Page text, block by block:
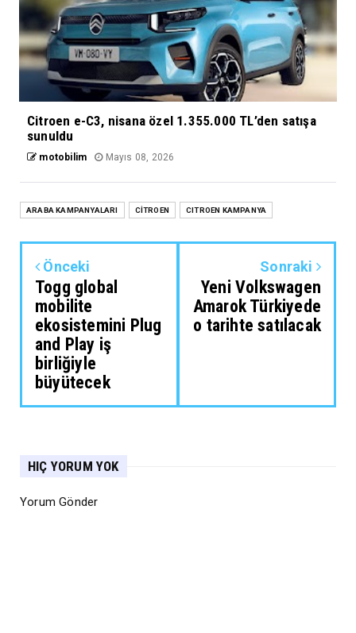
Citroen e-C3, nisana özel 1.355.000 TL’den satışa
sunuldu
motobilim Mayıs 08, 2026
ARABA KAMPANYALARI CİTROEN CITROEN KAMPANYA
Önceki
Togg global
mobilite
ekosistemini Plug
and Play iş
birliğiyle
büyütecek
Sonraki
Yeni Volkswagen
Amarok Türkiyede
o tarihte satılacak
HIÇ YORUM YOK
Yorum Gönder